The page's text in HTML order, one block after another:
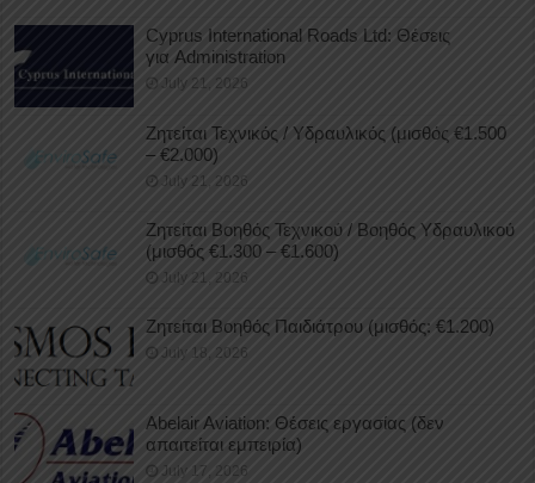
Cyprus International Roads Ltd: Θέσεις
για Administration
July 21, 2026
Ζητείται Τεχνικός / Υδραυλικός (μισθός €1.500
– €2.000)
July 21, 2026
Ζητείται Βοηθός Τεχνικού / Βοηθός Υδραυλικού
(μισθός €1.300 – €1.600)
July 21, 2026
Ζητείται Βοηθός Παιδιάτρου (μισθός: €1.200)
July 18, 2026
Abelair Aviation: Θέσεις εργασίας (δεν
απαιτείται εμπειρία)
July 17, 2026